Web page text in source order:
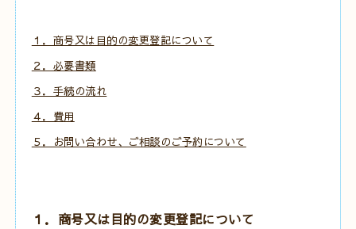
１．商号又は目的の変更登記について
２．必要書類
３．手続の流れ
４．費用
５．お問い合わせ、ご相談のご予約について
１．商号又は目的の変更登記について